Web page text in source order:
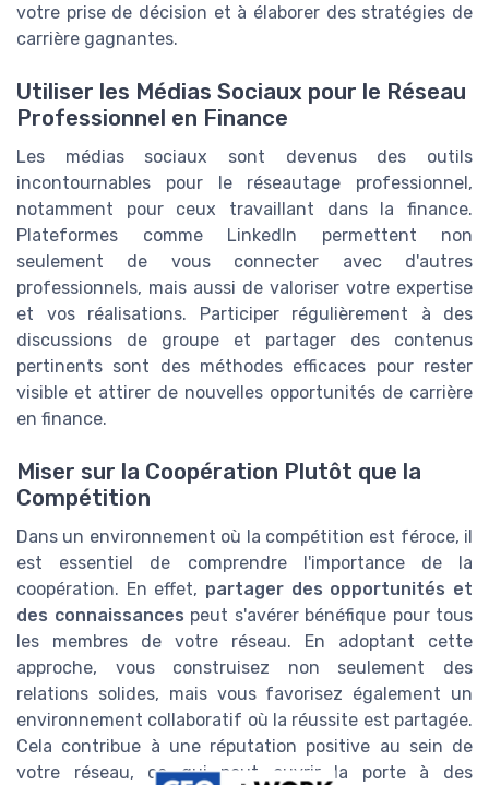
votre prise de décision et à élaborer des stratégies de
carrière gagnantes.
Utiliser les Médias Sociaux pour le Réseau
Professionnel en Finance
Les médias sociaux sont devenus des outils
incontournables pour le réseautage professionnel,
notamment pour ceux travaillant dans la finance.
Plateformes comme LinkedIn permettent non
seulement de vous connecter avec d'autres
professionnels, mais aussi de valoriser votre expertise
et vos réalisations. Participer régulièrement à des
discussions de groupe et partager des contenus
pertinents sont des méthodes efficaces pour rester
visible et attirer de nouvelles opportunités de carrière
en finance.
Miser sur la Coopération Plutôt que la
Compétition
Dans un environnement où la compétition est féroce, il
est essentiel de comprendre l'importance de la
coopération. En effet, partager des opportunités et
des connaissances peut s'avérer bénéfique pour tous
les membres de votre réseau. En adoptant cette
approche, vous construisez non seulement des
relations solides, mais vous favorisez également un
environnement collaboratif où la réussite est partagée.
Cela contribue à une réputation positive au sein de
votre réseau, ce qui peut ouvrir la porte à des